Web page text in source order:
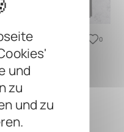
und
zu
und zu
Pedal Board 0